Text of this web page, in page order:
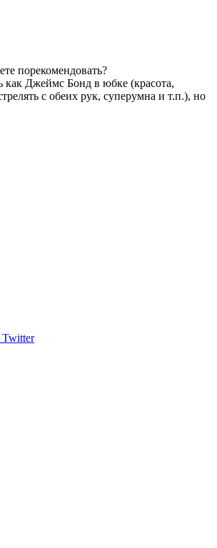
порекомендовать?
как Джеймс Бонд в юбке (красота,
с обеих рук, суперумна и т.п.), но